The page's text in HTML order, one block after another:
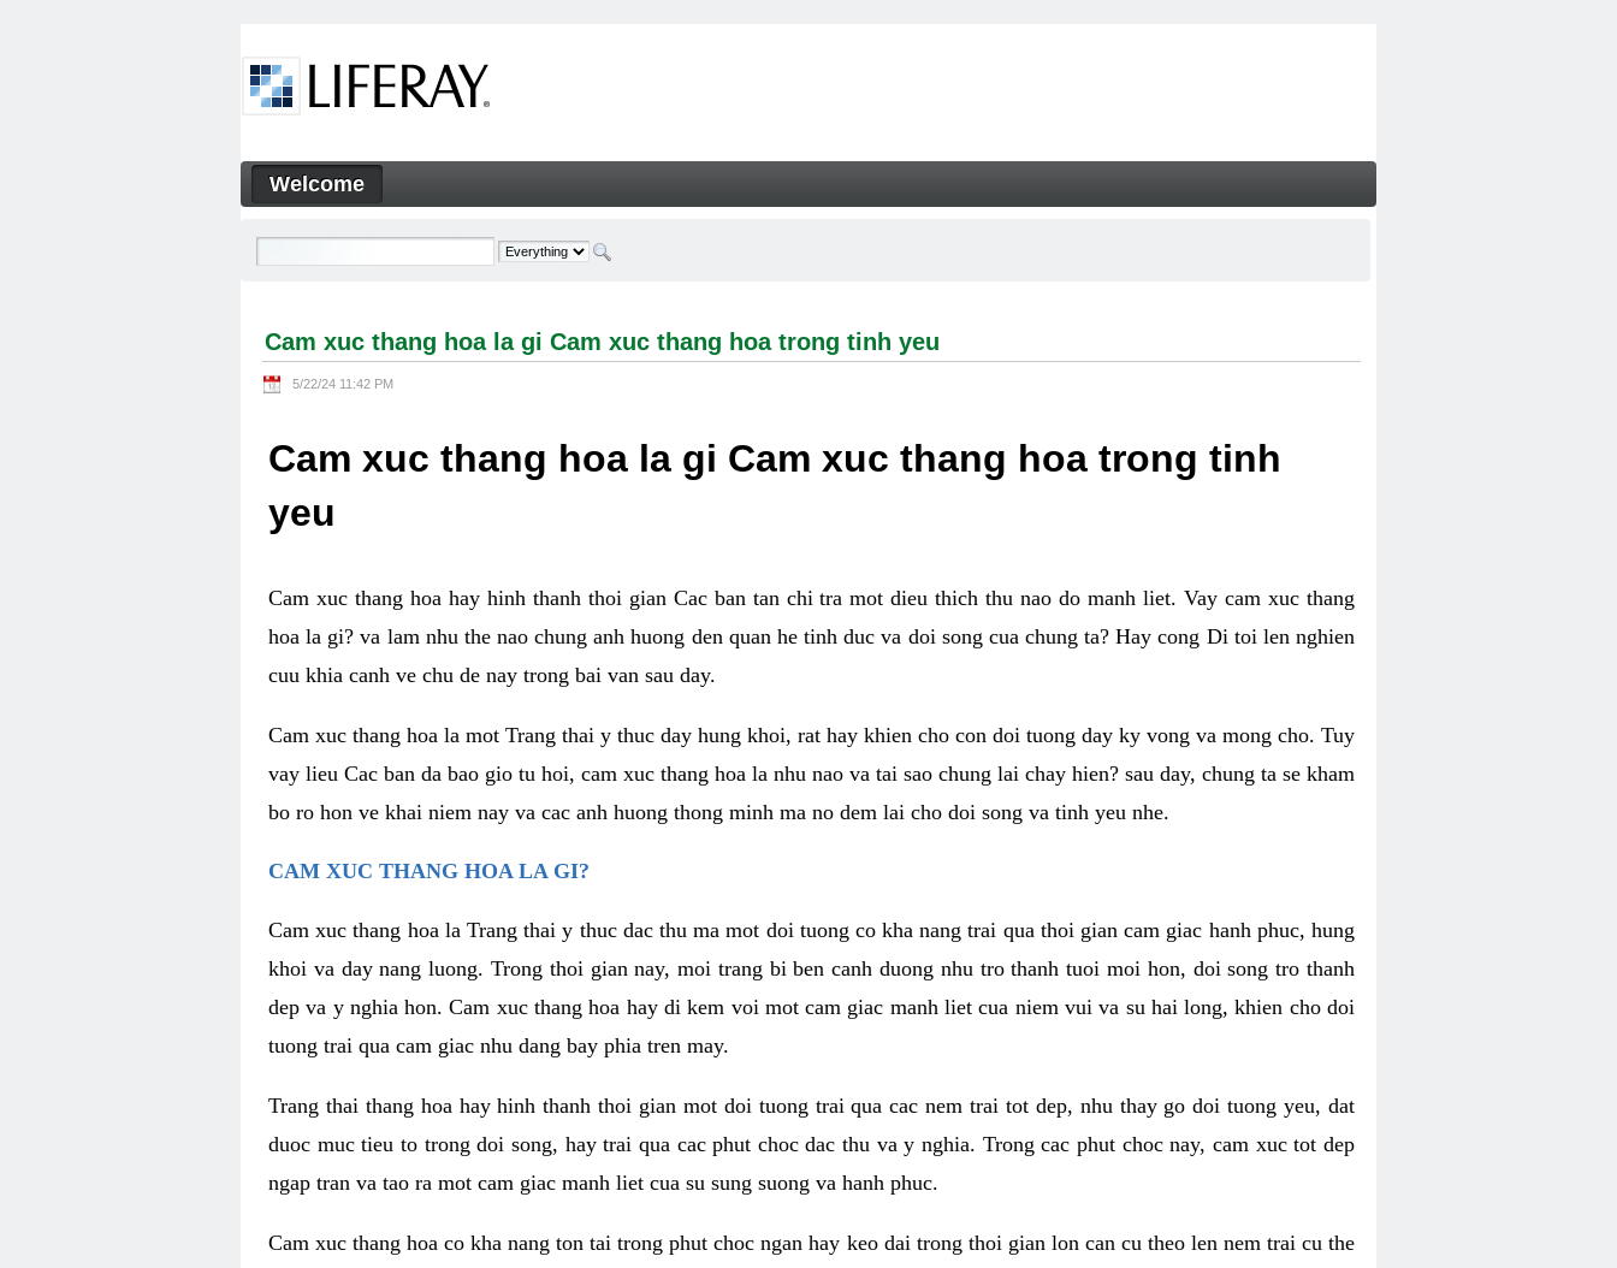
Cam xuc thang hoa la gi Cam xuc thang hoa trong tinh yeu - Welcome
Navigation
Welcome
Cam xuc thang hoa la gi Cam xuc thang hoa trong tinh yeu
5/22/24 11:42 PM
Cam xuc thang hoa la gi Cam xuc thang hoa trong tinh
yeu
Cam xuc thang hoa hay hinh thanh thoi gian Cac ban tan chi tra mot dieu thich thu nao do manh liet. Vay cam xuc thang
hoa la gi? va lam nhu the nao chung anh huong den quan he tinh duc va doi song cua chung ta? Hay cong Di toi len nghien
cuu khia canh ve chu de nay trong bai van sau day.
Cam xuc thang hoa la mot Trang thai y thuc day hung khoi, rat hay khien cho con doi tuong day ky vong va mong cho. Tuy
vay lieu Cac ban da bao gio tu hoi, cam xuc thang hoa la nhu nao va tai sao chung lai chay hien? sau day, chung ta se kham
bo ro hon ve khai niem nay va cac anh huong thong minh ma no dem lai cho doi song va tinh yeu nhe.
CAM XUC THANG HOA LA GI?
Cam xuc thang hoa la Trang thai y thuc dac thu ma mot doi tuong co kha nang trai qua thoi gian cam giac hanh phuc, hung
khoi va day nang luong. Trong thoi gian nay, moi trang bi ben canh duong nhu tro thanh tuoi moi hon, doi song tro thanh
dep va y nghia hon. Cam xuc thang hoa hay di kem voi mot cam giac manh liet cua niem vui va su hai long, khien cho doi
tuong trai qua cam giac nhu dang bay phia tren may.
Trang thai thang hoa hay hinh thanh thoi gian mot doi tuong trai qua cac nem trai tot dep, nhu thay go doi tuong yeu, dat
duoc muc tieu to trong doi song, hay trai qua cac phut choc dac thu va y nghia. Trong cac phut choc nay, cam xuc tot dep
ngap tran va tao ra mot cam giac manh liet cua su sung suong va hanh phuc.
Cam xuc thang hoa co kha nang ton tai trong phut choc ngan hay keo dai trong thoi gian lon can cu theo len nem trai cu the